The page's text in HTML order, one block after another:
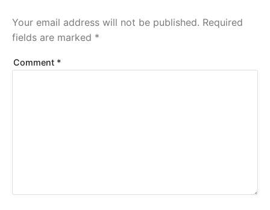
Your email address will not be published. Required
fields are marked *
Comment *